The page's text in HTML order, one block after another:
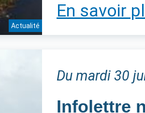
Actualité
En savoir
Du mardi 30
Infolettre